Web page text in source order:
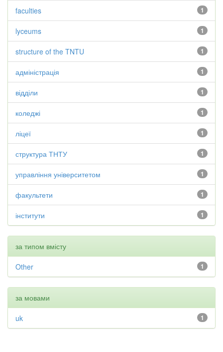
1
faculties
1
lyceums
1
structure of the TNTU
1
адміністрація
1
відділи
1
коледжі
1
ліцеї
1
структура ТНТУ
1
управління університетом
1
факультети
1
інститути
за типом вмісту
1
Other
за мовами
1
uk